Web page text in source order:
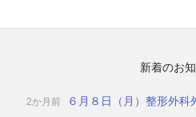
新着のお
2か月前 ６月８日（月）整形外科